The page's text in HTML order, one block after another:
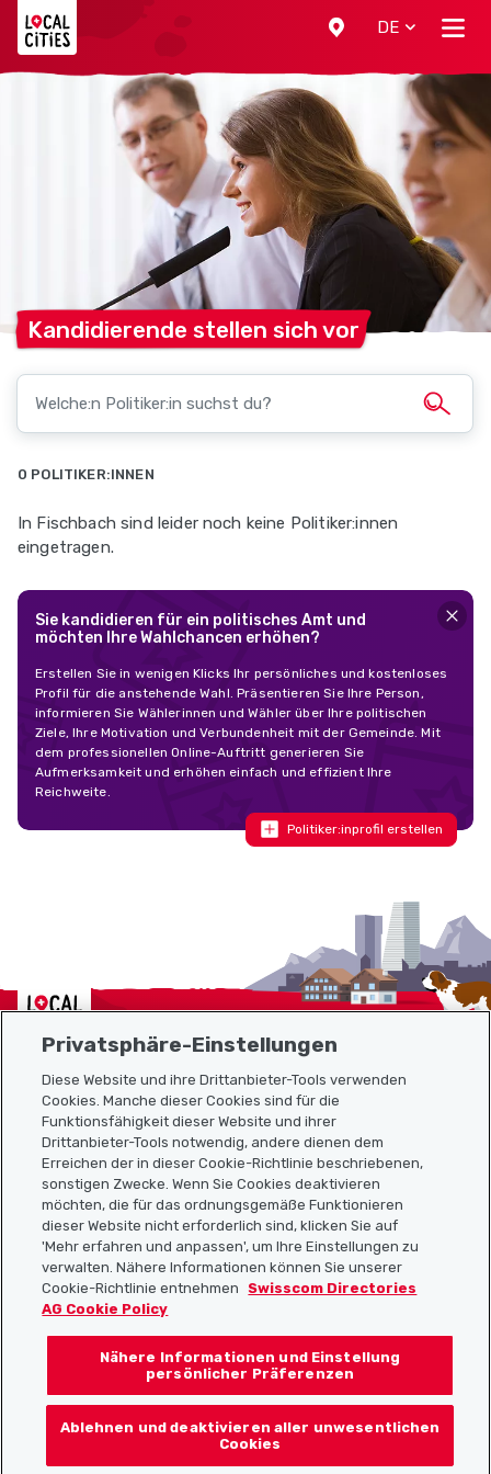
DE
Kandidierende stellen sich vor
0 POLITIKER:INNEN
In Fischbach sind leider noch keine Politiker:innen
eingetragen.
Sie kandidieren für ein politisches Amt und
möchten Ihre Wahlchancen erhöhen?
Erstellen Sie in wenigen Klicks Ihr persönliches und kostenloses
Profil für die anstehende Wahl. Präsentieren Sie Ihre Person,
informieren Sie Wählerinnen und Wähler über Ihre politischen
Ziele, Ihre Motivation und Verbundenheit mit der Gemeinde. Mit
dem professionellen Online-Auftritt generieren Sie
Aufmerksamkeit und erhöhen einfach und effizient Ihre
Reichweite.
Politiker:inprofil erstellen
Localcities
Sitemap
Nützliche Links
Localcities App herunterladen
Folgt uns auf:
Privatsphäre-Einstellungen
Diese Website und ihre Drittanbieter-Tools verwenden
Cookies. Manche dieser Cookies sind für die
Funktionsfähigkeit dieser Website und ihrer
Drittanbieter-Tools notwendig, andere dienen dem
Erreichen der in dieser Cookie-Richtlinie beschriebenen,
sonstigen Zwecke. Wenn Sie Cookies deaktivieren
möchten, die für das ordnungsgemäße Funktionieren
dieser Website nicht erforderlich sind, klicken Sie auf
'Mehr erfahren und anpassen', um Ihre Einstellungen zu
verwalten. Nähere Informationen können Sie unserer
Cookie-Richtlinie entnehmen
Swisscom Directories
AG Cookie Policy
Nähere Informationen und Einstellung
persönlicher Präferenzen
Ablehnen und deaktivieren aller unwesentlichen
Cookies